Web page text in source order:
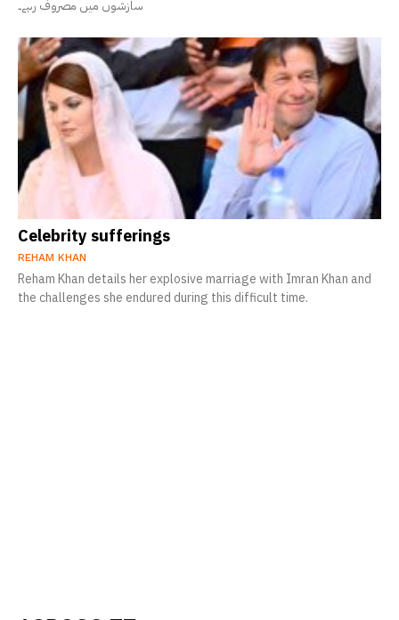
سازشوں میں مصروف رہے۔
Celebrity sufferings
REHAM KHAN
Reham Khan details her explosive marriage with Imran Khan and
the challenges she endured during this difficult time.